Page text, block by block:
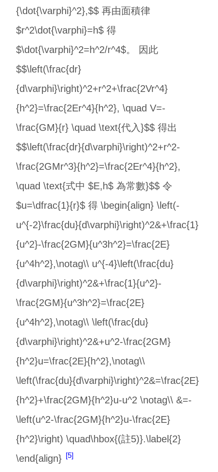
{\dot{\varphi}^2},$$ 再由面積律
$r^2\dot{\varphi}=h$ 得
$\dot{\varphi}^2=h^2/r^4$。 因此
$$\left(\frac{dr}
{d\varphi}\right)^2+r^2+\frac{2Vr^4}
{h^2}=\frac{2Er^4}{h^2}, \quad V=-
\frac{GM}{r} \quad \text{代入}$$ 得出
$$\left(\frac{dr}{d\varphi}\right)^2+r^2-
\frac{2GMr^3}{h^2}=\frac{2Er^4}{h^2},
\quad \text{式中 $E,h$ 為常數}$$ 令
$u=\dfrac{1}{r}$ 得 \begin{align} \left(-
u^{-2}\frac{du}{d\varphi}\right)^2&+\frac{1}
{u^2}-\frac{2GM}{u^3h^2}=\frac{2E}
{u^4h^2},\notag\\ u^{-4}\left(\frac{du}
{d\varphi}\right)^2&+\frac{1}{u^2}-
\frac{2GM}{u^3h^2}=\frac{2E}
{u^4h^2},\notag\\ \left(\frac{du}
{d\varphi}\right)^2&+u^2-\frac{2GM}
{h^2}u=\frac{2E}{h^2},\notag\\
\left(\frac{du}{d\varphi}\right)^2&=\frac{2E}
{h^2}+\frac{2GM}{h^2}u-u^2 \notag\\ &=-
\left(u^2-\frac{2GM}{h^2}u-\frac{2E}
{h^2}\right) \quad\hbox{(註5)}.\label{2}
\end{align}
5